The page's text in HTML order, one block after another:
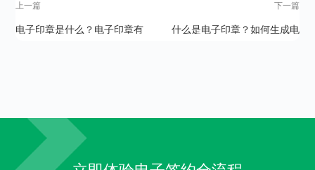
上一篇
电子印章是什么？电子印章有
下一篇
什么是电子印章？如何生成电